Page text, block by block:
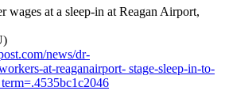
wages at a sleep-in at Reagan Airport,
news/dr-
at-reaganairport- stage-sleep-in-to-